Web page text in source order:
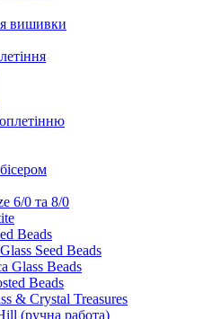
вишивки
6/0 та 8/0
Beads
Seed Beads
Glass Beads
Beads
& Crystal Treasures
(ручна работа)